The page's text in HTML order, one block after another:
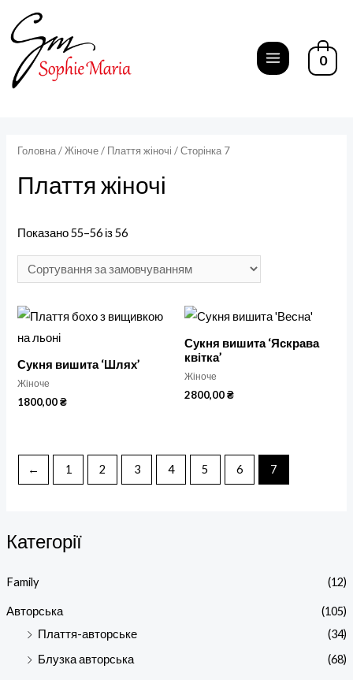
Перейти
до
вмісту
MAIN
0
Категорії
Family (12)
Авторська
(105)
Плаття-авторське
(34)
Блузка авторська
(68)
Головна/Жіноче/ Плаття жіночі / Сторінка 7
Плаття жіночі
Показано 55–56 із 56
Сукня вишита ‘Шлях’
Жіноче
1800,00₴
Сукня вишита ‘Яскрава
квітка’
Жіноче
2800,00₴
← 1 2 3 4 5 6 7